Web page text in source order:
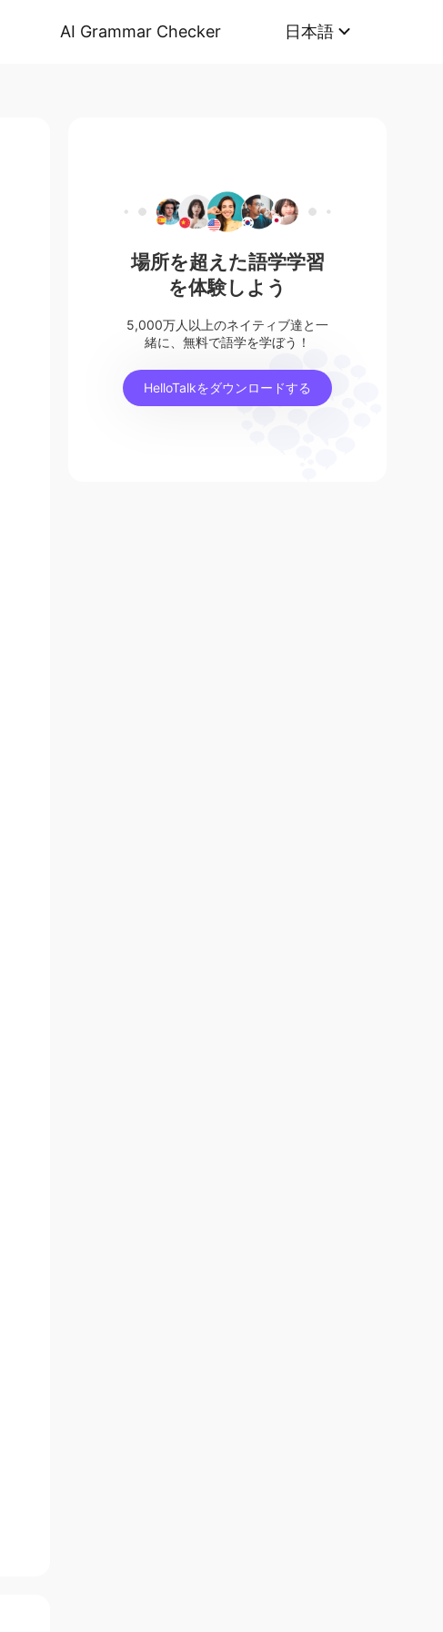
AI Grammar Checker 日本語
場所を超えた語学学習
を体験しよう
5,000万人以上のネイティブ達と一
緒に、無料で語学を学ぼう！
HelloTalkをダウンロードする